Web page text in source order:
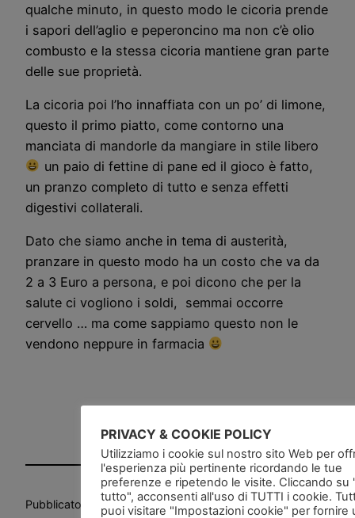
qualche minuto, in questo modo le cicoria prende
i sapori dell’aglio e peperoncino ma non c’è olio
combusto e la stessa cicoria mantiene gran parte
delle sue proprietà.
La cicoria poi l’ho innaffiata con un po’ di limone,
questo il primo piatto, come contorno una
manciata di mandorle da mangiare in stile libero
un paio di fettine di pane ed il gioco è fatto,
un pranzo completo di tutto e senza effetti
digestivi collaterali.
Dato che siamo anche in tema di austerità,
pranzare in questo modo ha un costo che va da
2 a 3 Euro a persona, e poi dicono che per la
salute ci vogliono i soldi, semmai occorre
cervello … ma come sappiamo questo non le
vendono neppure in farmacia
Pubblicato
PRIVACY & COOKIE POLICY
Utilizziamo i cookie sul nostro sito Web per
l'esperienza più pertinente ricordando le tue
preferenze e ripetendo le visite. Cliccando su
tutto", acconsenti all'uso di TUTTI i cookie.
puoi visitare "Impostazioni cookie" per fornire